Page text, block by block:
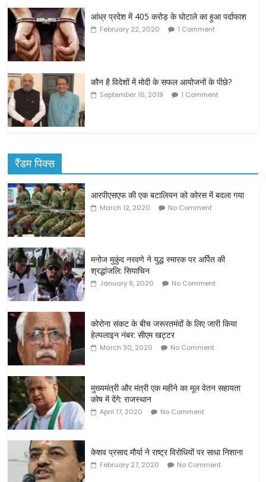
आंध्र प्रदेश में 405 करोड़ के घोटाले का हुआ पर्दाफाश
February 22, 2020 1 Comment
कौन है विदेशों में मोदी के सफल आयोजनों के पीछे?
September 16, 2019 1 Comment
रैंडम पिक्स
आरपीएसएफ की एक बटालियन को कोरस में बदला गया
March 12, 2020 No Comment
मनोज मुकुंद नरवणे ने युद्ध स्मारक पर अर्पित की
श्रद्धांजलि: सियाचिन
January 9, 2020 No Comment
कोरोना संकट के बीच जरूरतमंदों के लिए जारी किया
हेल्पलाइन नंबर: सीएम खट्टर
March 30, 2020 No Comment
मुख्यमंत्री और मंत्री एक महीने का मूल वेतन सहायता
कोष में देंगे: राजस्थान
April 17, 2020 No Comment
केशव प्रसाद मौर्या ने राष्ट्र विरोधियों पर साधा निशाना
February 27, 2020 No Comment